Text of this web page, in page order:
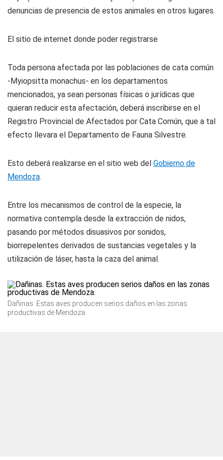
denuncias de presencia de estos animales en otros lugares.
El sitio de internet donde poder registrarse
Toda persona afectada por las poblaciones de cata común
-Myiopsitta monachus- en los departamentos
mencionados, ya sean personas físicas o jurídicas que
quieran reducir esta afectación, deberá inscribirse en el
Registro Provincial de Afectados por Cata Común, que a tal
efecto llevara el Departamento de Fauna Silvestre.
Esto deberá realizarse en el sitio web del Gobierno de
Mendoza.
Entre los mecanismos de control de la especie, la
normativa contempla desde la extracción de nidos,
pasando por métodos disuasivos por sonidos,
biorrepelentes derivados de sustancias vegetales y la
utilización de láser, hasta la caza del animal.
Dañinas. Estas aves producen serios daños en las zonas
productivas de Mendoza.